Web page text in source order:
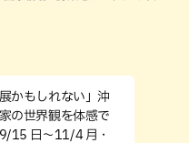
かもしれない」沖
の世界観を体感で
15 日〜11/4 月・